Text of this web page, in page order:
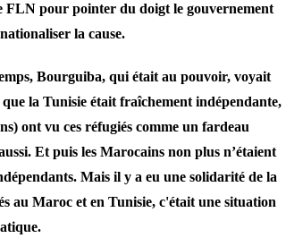
FLN pour pointer du doigt le gouvernement
la cause.
Bourguiba, qui était au pouvoir, voyait
la Tunisie était fraîchement indépendante,
ont vu ces réfugiés comme un fardeau
Et puis les Marocains non plus n’étaient
Mais il y a eu une solidarité de la
au Maroc et en Tunisie, c'était une situation